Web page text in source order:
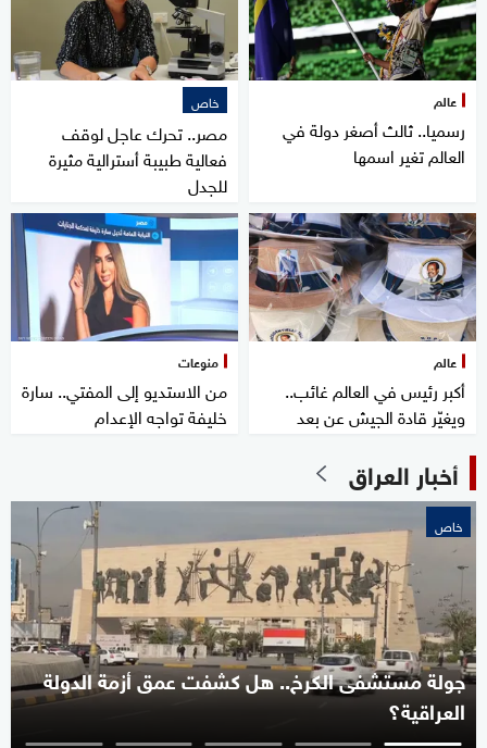
عالم
رسميا.. ثالث أصغر دولة في
العالم تغير اسمها
خاص
مصر.. تحرك عاجل لوقف
فعالية طبيبة أسترالية مثيرة
للجدل
عالم
أكبر رئيس في العالم غائب..
ويغيّر قادة الجيش عن بعد
منوعات
من الاستديو إلى المفتي.. سارة
خليفة تواجه الإعدام
أخبار العراق
خاص
جولة مستشفى الكرخ.. هل كشفت عمق أزمة الدولة
العراقية؟